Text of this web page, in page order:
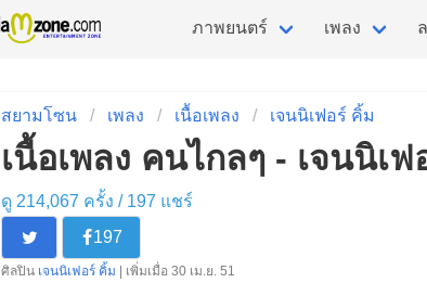
ภาพยนตร์ เพลง
สยามโซน เพลง เนื้อเพลง เจนนิเฟอร์ คิ้ม
เนื้อเพลง คนไกลๆ - เจนนิเ
ดู 214,067 ครั้ง / 197 แชร์
197
ศิลปิน เจนนิเฟอร์ คิ้ม | เพิ่มเมื่อ 30 เม.ย. 51